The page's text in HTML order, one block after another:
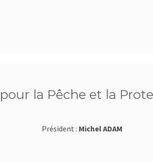
la Pêche et la
Président : Michel ADAM